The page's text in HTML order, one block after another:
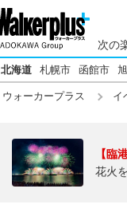
次の
北海道 札幌市 函館市
ウォーカープラス イ
【臨
花火